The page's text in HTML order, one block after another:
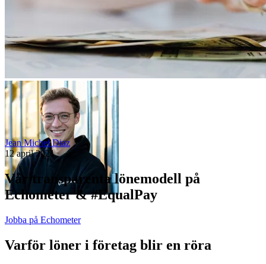
Jean Michel Diaz
12 april 2021
Vår transparenta lönemodell på
Echometer & #EqualPay
Jobba på Echometer
Varför löner i företag blir en röra